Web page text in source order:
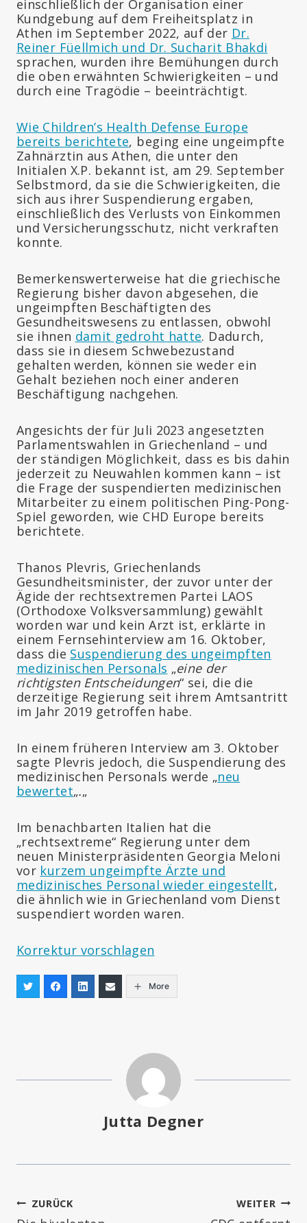
einschließlich der Organisation einer
Kundgebung auf dem Freiheitsplatz in
Athen im September 2022, auf der Dr.
Reiner Füellmich und Dr. Sucharit Bhakdi
sprachen, wurden ihre Bemühungen durch
die oben erwähnten Schwierigkeiten – und
durch eine Tragödie – beeinträchtigt.
Wie Children’s Health Defense Europe
bereits berichtete, beging eine ungeimpfte
Zahnärztin aus Athen, die unter den
Initialen X.P. bekannt ist, am 29. September
Selbstmord, da sie die Schwierigkeiten, die
sich aus ihrer Suspendierung ergaben,
einschließlich des Verlusts von Einkommen
und Versicherungsschutz, nicht verkraften
konnte.
Bemerkenswerterweise hat die griechische
Regierung bisher davon abgesehen, die
ungeimpften Beschäftigten des
Gesundheitswesens zu entlassen, obwohl
sie ihnen damit gedroht hatte. Dadurch,
dass sie in diesem Schwebezustand
gehalten werden, können sie weder ein
Gehalt beziehen noch einer anderen
Beschäftigung nachgehen.
Angesichts der für Juli 2023 angesetzten
Parlamentswahlen in Griechenland – und
der ständigen Möglichkeit, dass es bis dahin
jederzeit zu Neuwahlen kommen kann – ist
die Frage der suspendierten medizinischen
Mitarbeiter zu einem politischen Ping-Pong-
Spiel geworden, wie CHD Europe bereits
berichtete.
Thanos Plevris, Griechenlands
Gesundheitsminister, der zuvor unter der
Ägide der rechtsextremen Partei LAOS
(Orthodoxe Volksversammlung) gewählt
worden war und kein Arzt ist, erklärte in
einem Fernsehinterview am 16. Oktober,
dass die Suspendierung des ungeimpften
medizinischen Personals „eine der
richtigsten Entscheidungen“ sei, die die
derzeitige Regierung seit ihrem Amtsantritt
im Jahr 2019 getroffen habe.
In einem früheren Interview am 3. Oktober
sagte Plevris jedoch, die Suspendierung des
medizinischen Personals werde „neu
bewertet„.„
Im benachbarten Italien hat die
„rechtsextreme“ Regierung unter dem
neuen Ministerpräsidenten Georgia Meloni
vor kurzem ungeimpfte Ärzte und
medizinisches Personal wieder eingestellt,
die ähnlich wie in Griechenland vom Dienst
suspendiert worden waren.
Korrektur vorschlagen
More
Jutta Degner
Beitragsnavigation
ZURÜCK WEITER